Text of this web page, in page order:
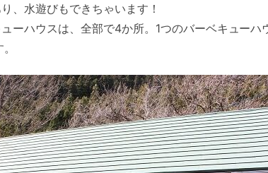
、水遊びもできちゃいます！
ーハウスは、全部で4か所。1つのバーベキューハ